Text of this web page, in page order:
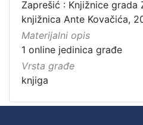
Zaprešić : Knjižnice grada
knjižnica Ante Kovačića,
Materijalni opis
1 online jedinica građe
Vrsta građe
knjiga